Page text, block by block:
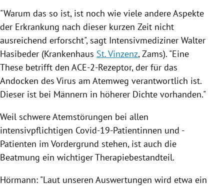
"Warum das so ist, ist noch wie viele andere Aspekte
der Erkrankung nach dieser kurzen Zeit nicht
ausreichend erforscht", sagt Intensivmediziner Walter
Hasibeder (Krankenhaus St. Vinzenz, Zams). "Eine
These betrifft den ACE-2-Rezeptor, der für das
Andocken des Virus am Atemweg verantwortlich ist.
Dieser ist bei Männern in höherer Dichte vorhanden."
Weil schwere Atemstörungen bei allen
intensivpflichtigen Covid-19-Patientinnen und -
Patienten im Vordergrund stehen, ist auch die
Beatmung ein wichtiger Therapiebestandteil.
Hörmann: "Laut unseren Auswertungen wird etwa ein